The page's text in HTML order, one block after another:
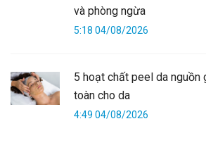
và phòng ngừa
5:18 04/08/2026
5 hoạt chất peel da nguồn
toàn cho da
4:49 04/08/2026